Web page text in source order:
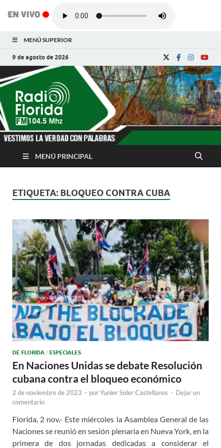
MENÚ SUPERIOR
9 de agosto de 2026
Radio Florida de
Cuba
Noticias y Actualidades de Florida, Camagüey,
MENÚ PRINCIPAL
ETIQUETA: BLOQUEO CONTRA CUBA
DE FLORIDA / ESPECIALES
En Naciones Unidas se debate Resolución
cubana contra el bloqueo económico
2 de noviembre de 2023 - porYunier Soler Castellanos - Dejar un
comentario
Florida, 2 nov.- Este miércoles la Asamblea General de las
Naciones se reunió en sesión plenaria en Nueva York, en la
primera de dos jornadas dedicadas a considerar el